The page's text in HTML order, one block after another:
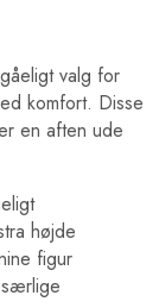
valg for
komfort. Disse
en aften ude
højde
figur